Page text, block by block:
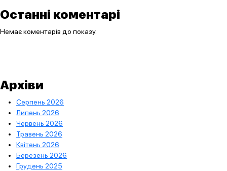
Останні коментарі
Немає коментарів до показу.
Архіви
Серпень 2026
Липень 2026
Червень 2026
Травень 2026
Квітень 2026
Березень 2026
Грудень 2025